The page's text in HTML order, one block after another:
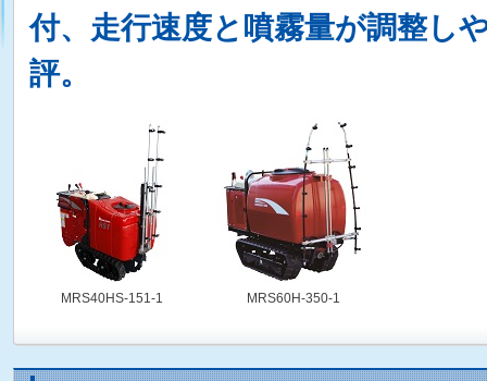
付、走行速度と噴霧量が調整し
評。
MRS40HS-151-1 MRS60H-350-1